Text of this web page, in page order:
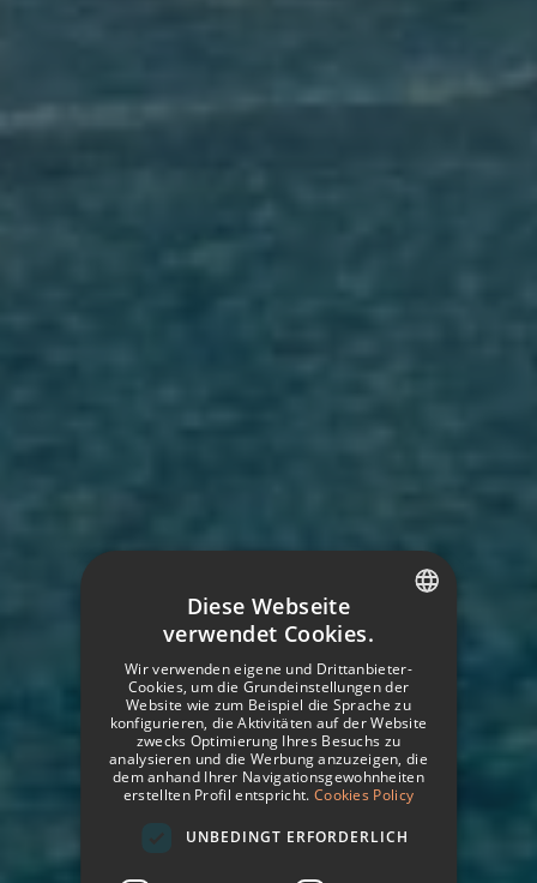
SPANISH
ITALIAN
FRENCH
GERMAN
ENGLISH
Diese Webseite
verwendet Cookies.
Wir verwenden eigene und Drittanbieter-
Cookies, um die Grundeinstellungen der
Website wie zum Beispiel die Sprache zu
konfigurieren, die Aktivitäten auf der Website
zwecks Optimierung Ihres Besuchs zu
analysieren und die Werbung anzuzeigen, die
dem anhand Ihrer Navigationsgewohnheiten
erstellten Profil entspricht. Cookies Policy
UNBEDINGT ERFORDERLICH